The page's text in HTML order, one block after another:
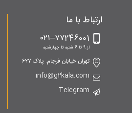
ارتباط با ما
۷۷246001–۰۲۱
از 9 تا 6 شنبه تا چهارشنبه
تهران خیابان فرجام. پلاک ۶۲۷
info@g2kala.com
Telegram